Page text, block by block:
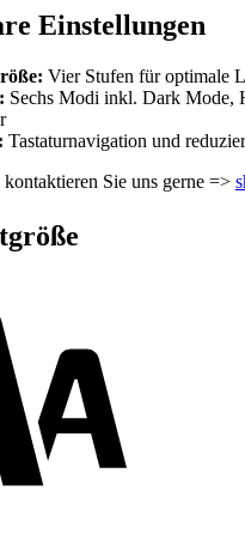
Einstellungen
Vier Stufen für optimale
Sechs Modi inkl. Dark Mode,
Tastaturnavigation und
Sie uns gerne =>